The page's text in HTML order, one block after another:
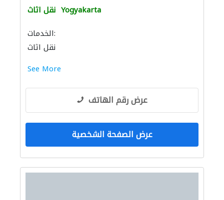
نقل اثاث Yogyakarta
الخدمات:
نقل اثاث
See More
عرض رقم الهاتف
عرض الصفحة الشخصية